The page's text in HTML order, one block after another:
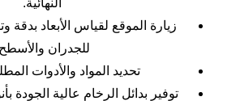
زيارة الموقع لقياس الأبعاد بدقة
للجدران
تحديد المواد والأدوات
توفير بدائل الرخام عالية الجودة